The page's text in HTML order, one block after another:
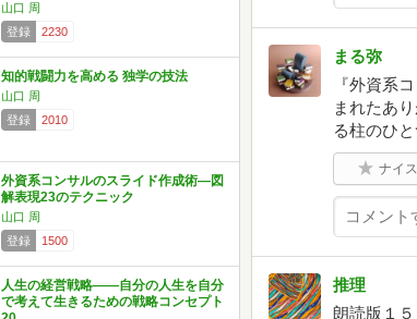
山口 周
登録
2230
知的戦闘力を高める 独学の技法
山口 周
登録
2010
外資系コンサルのスライド作成術―図
解表現23のテクニック
山口 周
登録
1500
人生の経営戦略――自分の人生を自分
で考えて生きるための戦略コンセプト
まる弥
『外資系
まれたあ
る柱のひ
ナイス
推理
朗読版１５